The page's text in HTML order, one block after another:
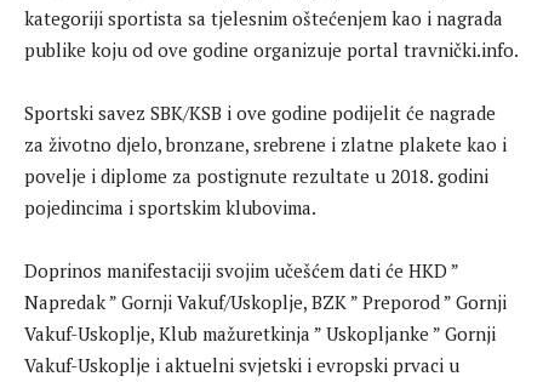
kategoriji sportista sa tjelesnim oštećenjem kao i nagrada
publike koju od ove godine organizuje portal travnički.info.
Sportski savez SBK/KSB i ove godine podijelit će nagrade
za životno djelo, bronzane, srebrene i zlatne plakete kao i
povelje i diplome za postignute rezultate u 2018. godini
pojedincima i sportskim klubovima.
Doprinos manifestaciji svojim učešćem dati će HKD ”
Napredak ” Gornji Vakuf/Uskoplje, BZK ” Preporod ” Gornji
Vakuf-Uskoplje, Klub mažuretkinja ” Uskopljanke ” Gornji
Vakuf-Uskoplje i aktuelni svjetski i evropski prvaci u